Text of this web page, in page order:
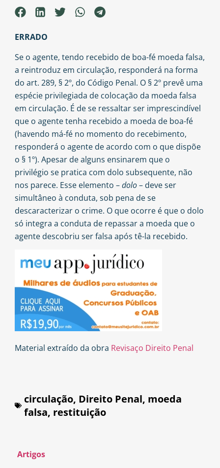
ERRADO
Se o agente, tendo recebido de boa-fé moeda falsa,
a reintroduz em circulação, responderá na forma
do art. 289, § 2º, do Código Penal. O § 2º prevê uma
espécie privilegiada de colocação da moeda falsa
em circulação. É de se ressaltar ser imprescindível
que o agente tenha recebido a moeda de boa-fé
(havendo má-fé no momento do recebimento,
responderá o agente de acordo com o que dispõe
o § 1º). Apesar de alguns ensinarem que o
privilégio se pratica com dolo subsequente, não
nos parece. Esse elemento –dolo– deve ser
simultâneo à conduta, sob pena de se
descaracterizar o crime. O que ocorre é que o dolo
só integra a conduta de repassar a moeda que o
agente descobriu ser falsa após tê-la recebido.
Material extraído da obra Revisaço Direito Penal
circulação, Direito Penal, moeda
falsa, restituição
Artigos